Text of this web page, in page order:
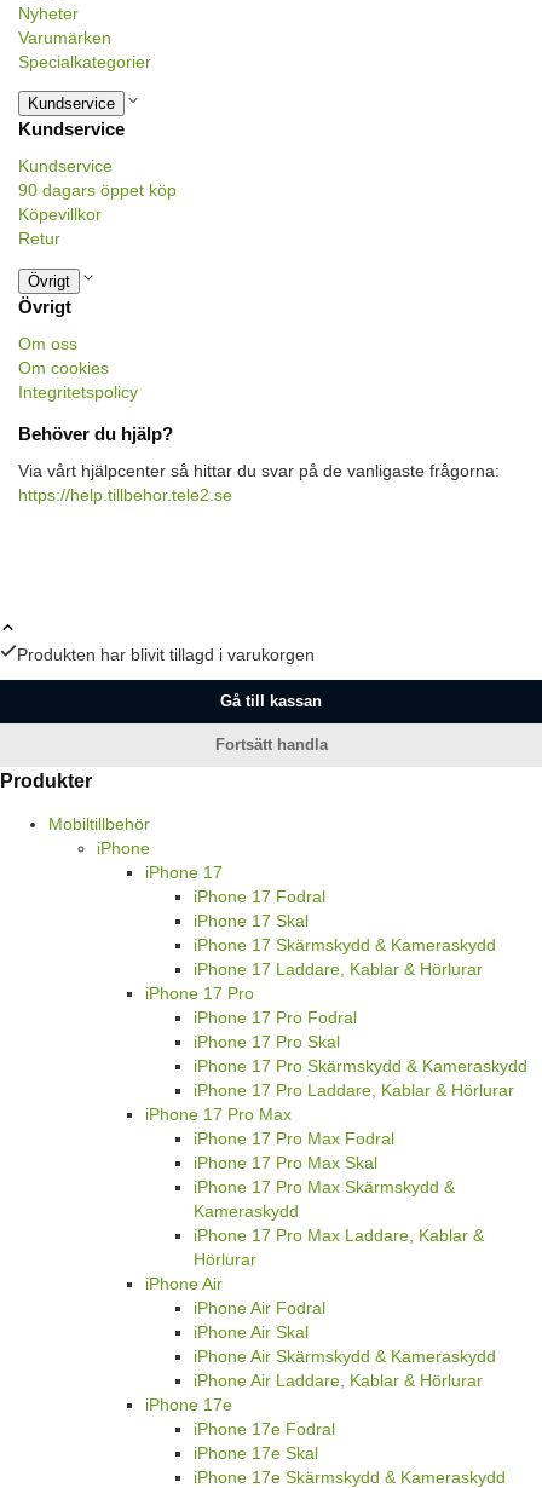
Nyheter
Varumärken
Specialkategorier
Kundservice
Kundservice
Kundservice
90 dagars öppet köp
Köpevillkor
Retur
Övrigt
Övrigt
Om oss
Om cookies
Integritetspolicy
Behöver du hjälp?
Via vårt hjälpcenter så hittar du svar på de vanligaste frågorna:
https://help.tillbehor.tele2.se
Produkten har blivit tillagd i varukorgen
Gå till kassan
Fortsätt handla
Produkter
Mobiltillbehör
iPhone
iPhone 17
iPhone 17 Fodral
iPhone 17 Skal
iPhone 17 Skärmskydd & Kameraskydd
iPhone 17 Laddare, Kablar & Hörlurar
iPhone 17 Pro
iPhone 17 Pro Fodral
iPhone 17 Pro Skal
iPhone 17 Pro Skärmskydd & Kameraskydd
iPhone 17 Pro Laddare, Kablar & Hörlurar
iPhone 17 Pro Max
iPhone 17 Pro Max Fodral
iPhone 17 Pro Max Skal
iPhone 17 Pro Max Skärmskydd &
Kameraskydd
iPhone 17 Pro Max Laddare, Kablar &
Hörlurar
iPhone Air
iPhone Air Fodral
iPhone Air Skal
iPhone Air Skärmskydd & Kameraskydd
iPhone Air Laddare, Kablar & Hörlurar
iPhone 17e
iPhone 17e Fodral
iPhone 17e Skal
iPhone 17e Skärmskydd & Kameraskydd